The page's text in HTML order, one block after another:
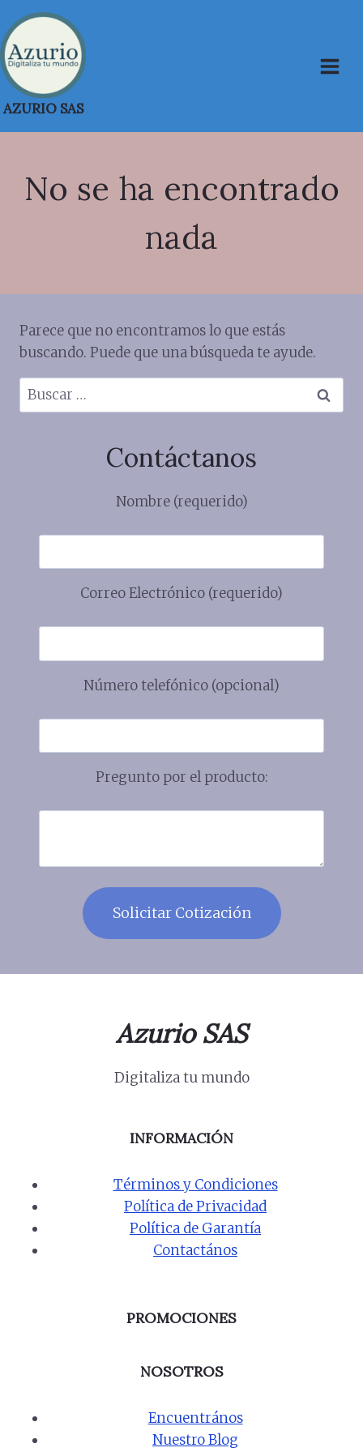
Saltar
al
contenido
AZURIO SAS
No se ha encontrado
nada
Parece que no encontramos lo que estás
buscando. Puede que una búsqueda te ayude.
Buscar:
Contáctanos
Nombre (requerido)
Correo Electrónico (requerido)
Número telefónico (opcional)
Pregunto por el producto:
Azurio SAS
Digitaliza tu mundo
INFORMACIÓN
Términos y Condiciones
Política de Privacidad
Política de Garantía
Contactános
PROMOCIONES
NOSOTROS
Encuentrános
Nuestro Blog